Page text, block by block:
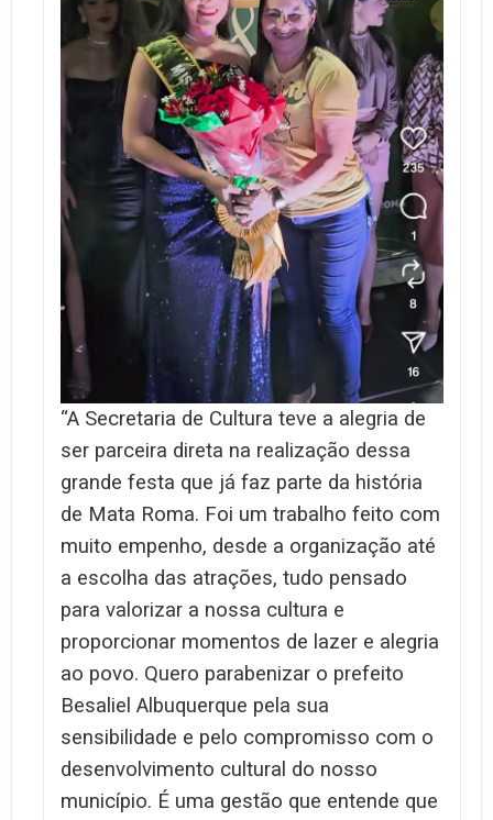
“A Secretaria de Cultura teve a alegria de
ser parceira direta na realização dessa
grande festa que já faz parte da história
de Mata Roma. Foi um trabalho feito com
muito empenho, desde a organização até
a escolha das atrações, tudo pensado
para valorizar a nossa cultura e
proporcionar momentos de lazer e alegria
ao povo. Quero parabenizar o prefeito
Besaliel Albuquerque pela sua
sensibilidade e pelo compromisso com o
desenvolvimento cultural do nosso
município. É uma gestão que entende que